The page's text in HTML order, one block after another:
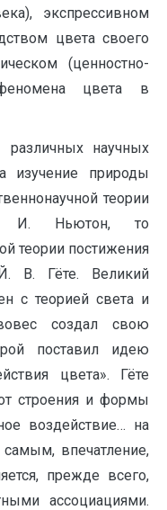
экспрессивном
цвета своего
(ценностно-
цвета в
научных
изучение природы
теории
И. Ньютон, то
теории постижения
В. Гёте. Великий
с теорией света и
создал свою
поставил идею
цвета». Гёте
строения и формы
воздействие… на
впечатление,
прежде всего,
ассоциациями.